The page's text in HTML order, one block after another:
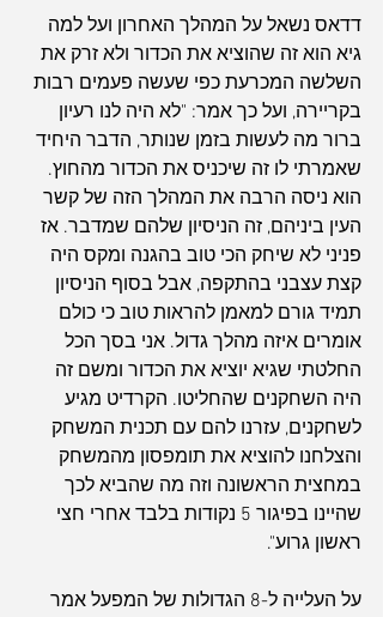
דדאס נשאל על המהלך האחרון ועל למה
גיא הוא זה שהוציא את הכדור ולא זרק את
השלשה המכרעת כפי שעשה פעמים רבות
בקריירה, ועל כך אמר: "לא היה לנו רעיון
ברור מה לעשות בזמן שנותר, הדבר היחיד
שאמרתי לו זה שיכניס את הכדור מהחוץ.
הוא ניסה הרבה את המהלך הזה של קשר
העין ביניהם, זה הניסיון שלהם שמדבר. אז
פניני לא שיחק הכי טוב בהגנה ומקס היה
קצת עצבני בהתקפה, אבל בסוף הניסיון
תמיד גורם למאמן להראות טוב כי כולם
אומרים איזה מהלך גדול. אני בסך הכל
החלטתי שגיא יוציא את הכדור ומשם זה
היה השחקנים שהחליטו. הקרדיט מגיע
לשחקנים, עזרנו להם עם תכנית המשחק
והצלחנו להוציא את תומפסון מהמשחק
במחצית הראשונה וזה מה שהביא לכך
שהיינו בפיגור 5 נקודות בלבד אחרי חצי
ראשון גרוע".
על העלייה ל-8 הגדולות של המפעל אמר